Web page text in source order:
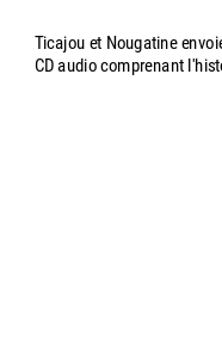
Ticajou et Nougatine
CD audio comprenant